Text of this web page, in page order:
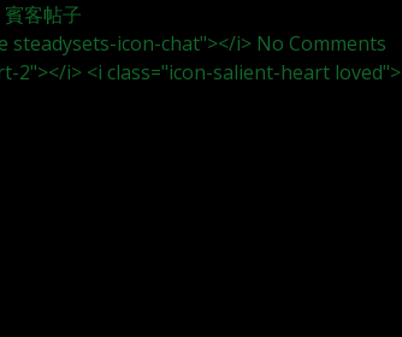
賓客帖子
steadysets-icon-chat"></i> No Comments
2"></i> <i class="icon-salient-heart